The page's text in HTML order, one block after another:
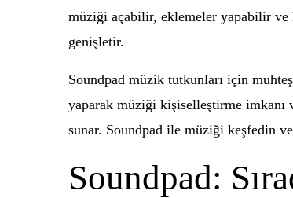
müziği açabilir, eklemeler yapabilir ve
genişletir.
Soundpad müzik tutkunları için
yaparak müziği kişiselleştirme imkanı
sunar. Soundpad ile müziği keşfedin
Soundpad: